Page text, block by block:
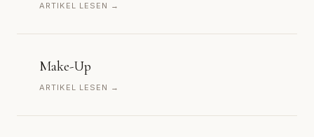
ARTIKEL LESEN →
Make-Up
ARTIKEL LESEN →